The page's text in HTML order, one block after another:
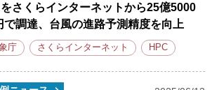
さくらインターネットから25億5000
で調達、台風の進路予測精度を向上
庁 さくらインターネット HPC